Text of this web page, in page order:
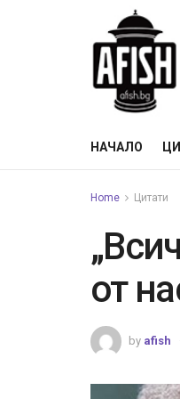
НАЧАЛО
Home Цитати
от
by afish